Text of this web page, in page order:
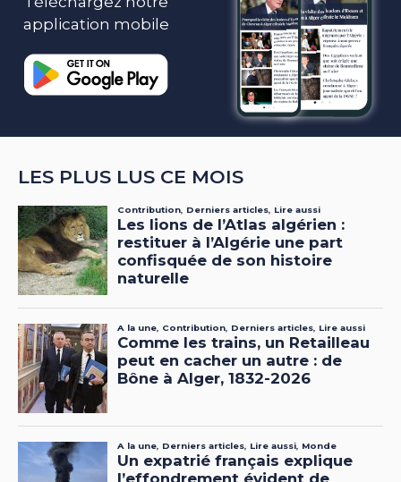
application mobile
LES PLUS LUS CE MOIS